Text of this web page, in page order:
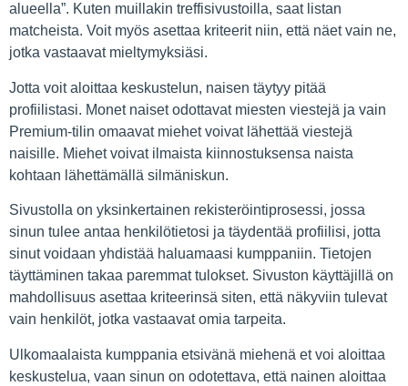
alueella”. Kuten muillakin treffisivustoilla, saat listan
matcheista. Voit myös asettaa kriteerit niin, että näet vain ne,
jotka vastaavat mieltymyksiäsi.
Jotta voit aloittaa keskustelun, naisen täytyy pitää
profiilistasi. Monet naiset odottavat miesten viestejä ja vain
Premium-tilin omaavat miehet voivat lähettää viestejä
naisille. Miehet voivat ilmaista kiinnostuksensa naista
kohtaan lähettämällä silmäniskun.
Sivustolla on yksinkertainen rekisteröintiprosessi, jossa
sinun tulee antaa henkilötietosi ja täydentää profiilisi, jotta
sinut voidaan yhdistää haluamaasi kumppaniin. Tietojen
täyttäminen takaa paremmat tulokset. Sivuston käyttäjillä on
mahdollisuus asettaa kriteerinsä siten, että näkyviin tulevat
vain henkilöt, jotka vastaavat omia tarpeita.
Ulkomaalaista kumppania etsivänä miehenä et voi aloittaa
keskustelua, vaan sinun on odotettava, että nainen aloittaa